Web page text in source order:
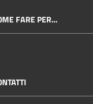
FARE PER...